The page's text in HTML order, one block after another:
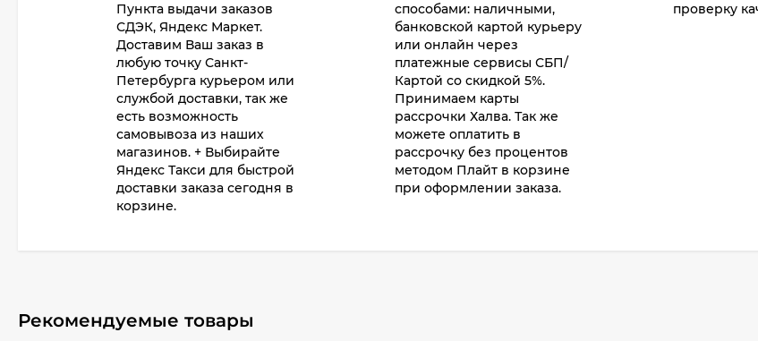
Пункта выдачи заказов
СДЭК, Яндекс Маркет.
Доставим Ваш заказ в
любую точку Санкт-
Петербурга курьером или
службой доставки, так же
есть возможность
самовывоза из наших
магазинов. + Выбирайте
Яндекс Такси для быстрой
доставки заказа сегодня в
корзине.
способами: наличными,
банковской картой курьеру
или онлайн через
платежные сервисы СБП/
Картой со скидкой 5%.
Принимаем карты
рассрочки Халва. Так же
можете оплатить в
рассрочку без процентов
методом Плайт в корзине
при оформлении заказа.
проверку
Рекомендуемые товары